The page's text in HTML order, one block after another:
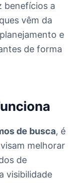
benefícios a
vêm da
e
de forma
de busca, é
melhorar
de
visibilidade